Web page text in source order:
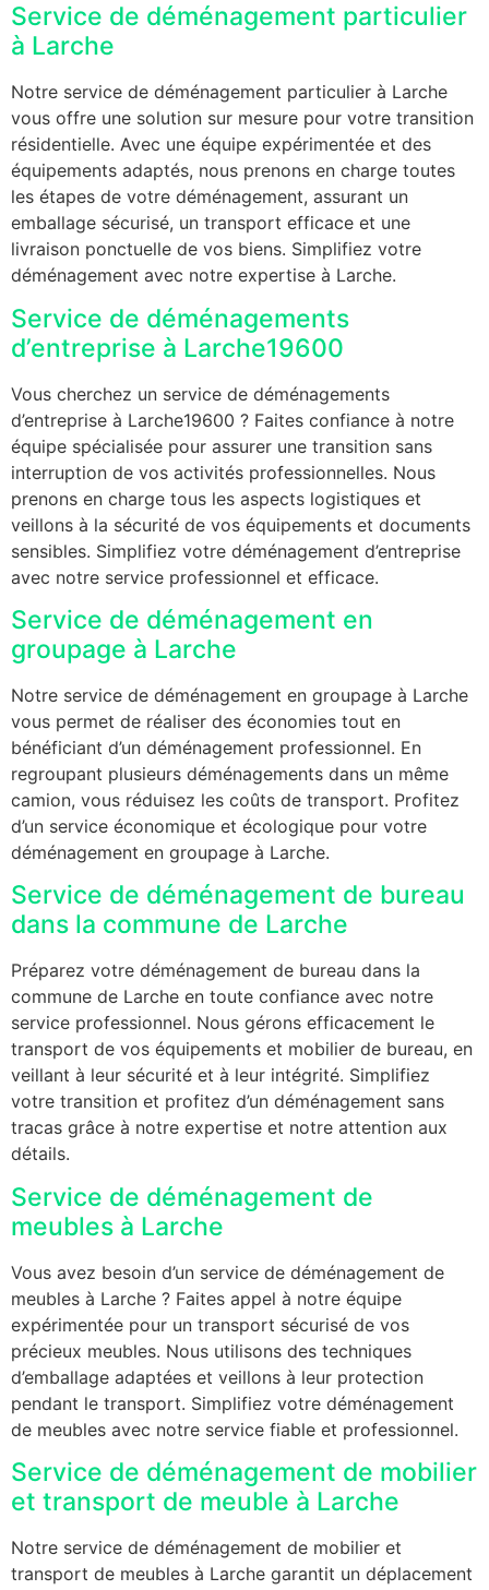
Service de déménagement particulier
à Larche
Notre service de déménagement particulier à Larche
vous offre une solution sur mesure pour votre transition
résidentielle. Avec une équipe expérimentée et des
équipements adaptés, nous prenons en charge toutes
les étapes de votre déménagement, assurant un
emballage sécurisé, un transport efficace et une
livraison ponctuelle de vos biens. Simplifiez votre
déménagement avec notre expertise à Larche.
Service de déménagements
d’entreprise à Larche19600
Vous cherchez un service de déménagements
d’entreprise à Larche19600 ? Faites confiance à notre
équipe spécialisée pour assurer une transition sans
interruption de vos activités professionnelles. Nous
prenons en charge tous les aspects logistiques et
veillons à la sécurité de vos équipements et documents
sensibles. Simplifiez votre déménagement d’entreprise
avec notre service professionnel et efficace.
Service de déménagement en
groupage à Larche
Notre service de déménagement en groupage à Larche
vous permet de réaliser des économies tout en
bénéficiant d’un déménagement professionnel. En
regroupant plusieurs déménagements dans un même
camion, vous réduisez les coûts de transport. Profitez
d’un service économique et écologique pour votre
déménagement en groupage à Larche.
Service de déménagement de bureau
dans la commune de Larche
Préparez votre déménagement de bureau dans la
commune de Larche en toute confiance avec notre
service professionnel. Nous gérons efficacement le
transport de vos équipements et mobilier de bureau, en
veillant à leur sécurité et à leur intégrité. Simplifiez
votre transition et profitez d’un déménagement sans
tracas grâce à notre expertise et notre attention aux
détails.
Service de déménagement de
meubles à Larche
Vous avez besoin d’un service de déménagement de
meubles à Larche ? Faites appel à notre équipe
expérimentée pour un transport sécurisé de vos
précieux meubles. Nous utilisons des techniques
d’emballage adaptées et veillons à leur protection
pendant le transport. Simplifiez votre déménagement
de meubles avec notre service fiable et professionnel.
Service de déménagement de mobilier
et transport de meuble à Larche
Notre service de déménagement de mobilier et
transport de meubles à Larche garantit un déplacement